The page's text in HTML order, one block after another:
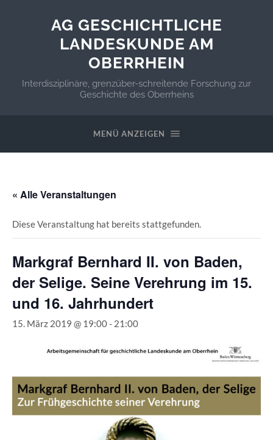
AG GESCHICHTLICHE
LANDESKUNDE AM
OBERRHEIN
Interdisziplinäre, grenzüber-schreitende Forschung zur
Geschichte des Oberrheins
MENÜ ANZEIGEN
« Alle Veranstaltungen
Diese Veranstaltung hat bereits stattgefunden.
Markgraf Bernhard II. von Baden,
der Selige. Seine Verehrung im 15.
und 16. Jahrhundert
15. März 2019 @ 19:00- 21:00